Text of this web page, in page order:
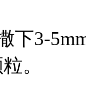
下3-
。